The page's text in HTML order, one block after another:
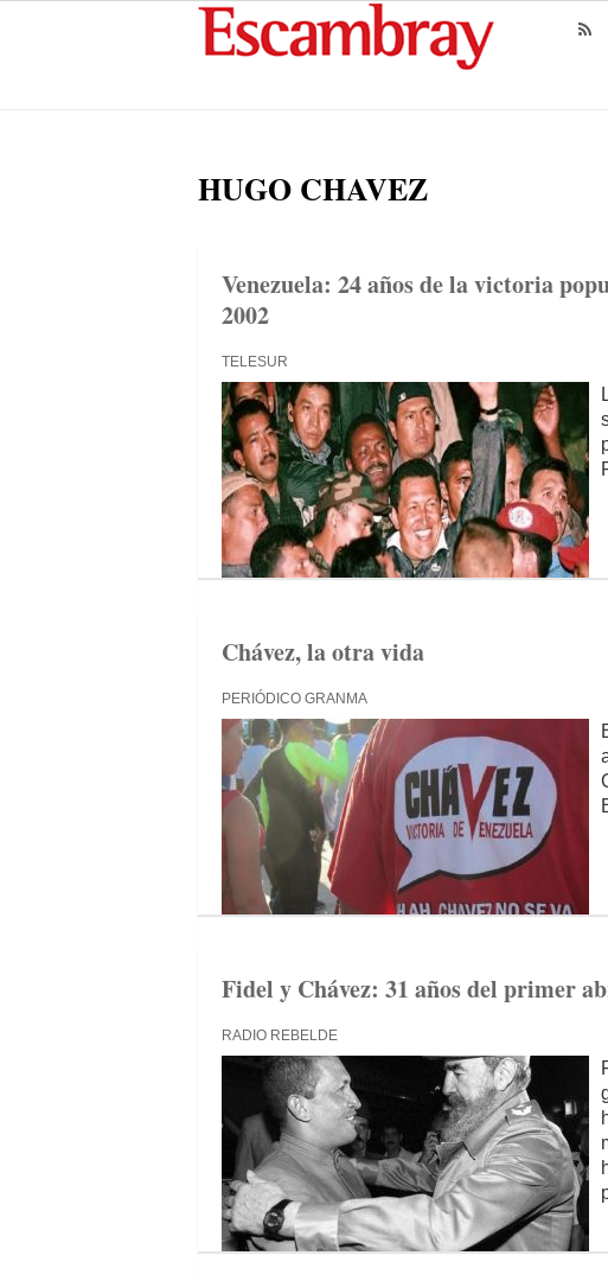
HUGO CHAVEZ
Venezuela: 24 años de la victoria
2002
TELESUR
Chávez, la otra vida
PERIÓDICO GRANMA
Fidel y Chávez: 31 años del primer
RADIO REBELDE